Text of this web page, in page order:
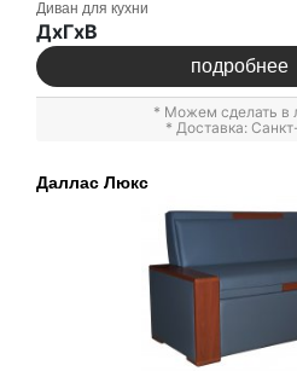
Диван для кухни
ДxГxВ
подробнее
* Можем сделать в
* Доставка:
Даллас Люкс